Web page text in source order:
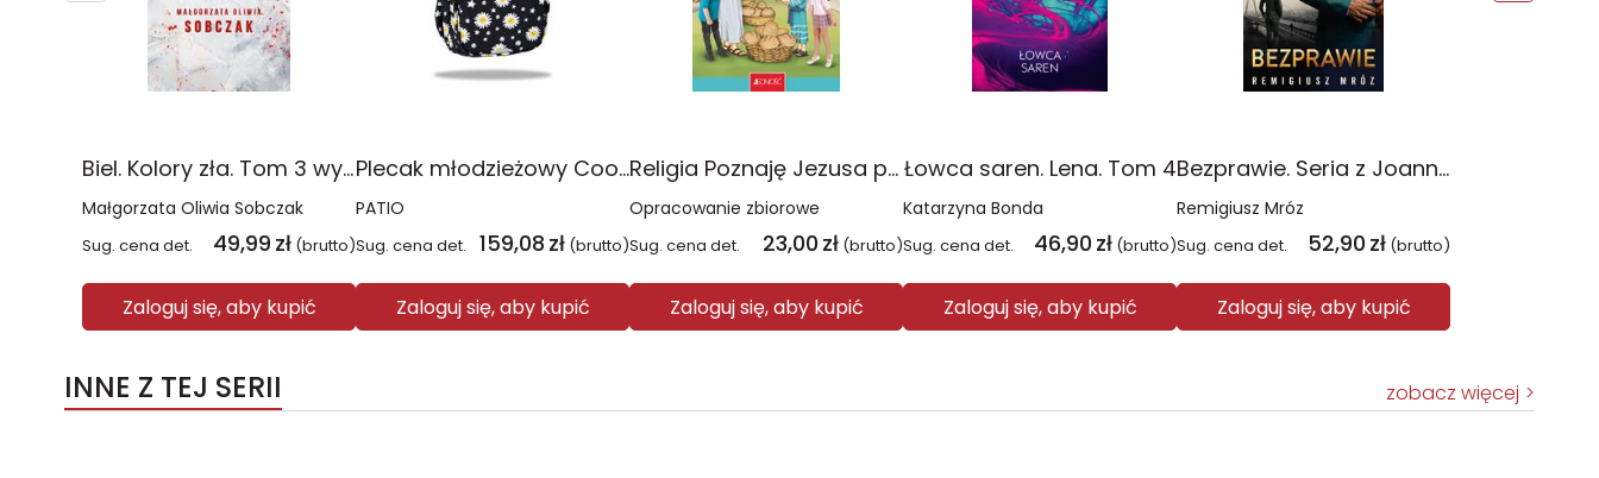
Biel. Kolory zła. Tom 3 wyd. 2025
Małgorzata Oliwia Sobczak
Sug. cena det. 49,99 zł (brutto)
Zaloguj się, aby kupić
Plecak młodzieżowy Coolpack Jerry Daisy Black
PATIO
Sug. cena det. 159,08 zł (brutto)
Zaloguj się, aby kupić
Religia Poznaję Jezusa podręcznik dla klasy 3 szkoły podstawowej
Opracowanie zbiorowe
Sug. cena det. 23,00 zł (brutto)
Zaloguj się, aby kupić
Łowca saren. Lena. Tom 4
Katarzyna Bonda
Sug. cena det. 46,90 zł (brutto)
Zaloguj się, aby kupić
Bezprawie. Seria z Joanną Chyłką. Tom 20
Remigiusz Mróz
Sug. cena det. 52,90 zł (brutto)
Zaloguj się, aby kupić
INNE Z TEJ SERII zobacz więcej